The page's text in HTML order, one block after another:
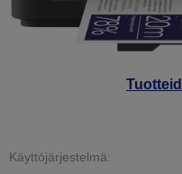
Käyttöjärjestelmä: